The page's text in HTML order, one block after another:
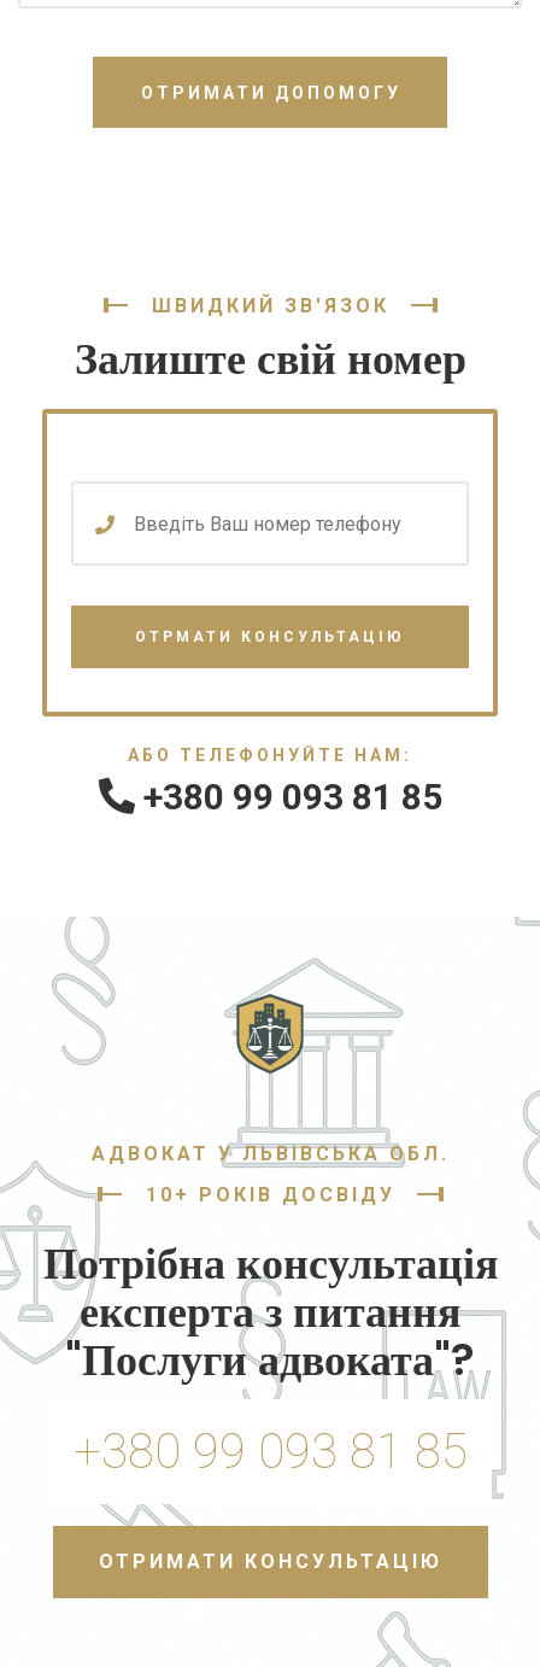
ОТРИМАТИ ДОПОМОГУ
ШВИДКИЙ ЗВ'ЯЗОК
Залиште свій номер
АБО ТЕЛЕФОНУЙТЕ НАМ:
+380 99 093 81 85
АДВОКАТ У ЛЬВІВСЬКА ОБЛ.
10+ РОКІВ ДОСВІДУ
Потрібна консультація
експерта з питання
"Послуги адвоката"?
+380 99 093 81 85
ОТРИМАТИ КОНСУЛЬТАЦІЮ